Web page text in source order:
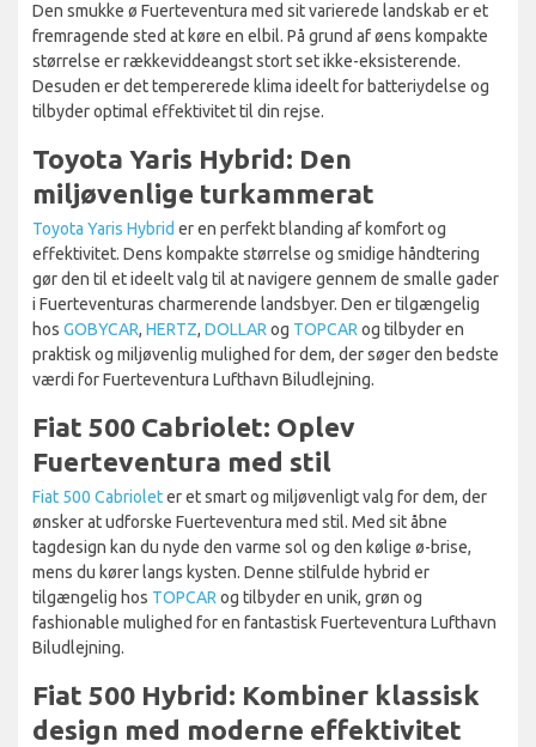
Den smukke ø Fuerteventura med sit varierede landskab er et
fremragende sted at køre en elbil. På grund af øens kompakte
størrelse er rækkeviddeangst stort set ikke-eksisterende.
Desuden er det tempererede klima ideelt for batteriydelse og
tilbyder optimal effektivitet til din rejse.
Toyota Yaris Hybrid: Den
miljøvenlige turkammerat
Toyota Yaris Hybrid er en perfekt blanding af komfort og
effektivitet. Dens kompakte størrelse og smidige håndtering
gør den til et ideelt valg til at navigere gennem de smalle gader
i Fuerteventuras charmerende landsbyer. Den er tilgængelig
hos GOBYCAR, HERTZ, DOLLAR og TOPCAR og tilbyder en
praktisk og miljøvenlig mulighed for dem, der søger den bedste
værdi for Fuerteventura Lufthavn Biludlejning.
Fiat 500 Cabriolet: Oplev
Fuerteventura med stil
Fiat 500 Cabrioleter et smart og miljøvenligt valg for dem, der
ønsker at udforske Fuerteventura med stil. Med sit åbne
tagdesign kan du nyde den varme sol og den kølige ø-brise,
mens du kører langs kysten. Denne stilfulde hybrid er
tilgængelig hos TOPCAR og tilbyder en unik, grøn og
fashionable mulighed for en fantastisk Fuerteventura Lufthavn
Biludlejning.
Fiat 500 Hybrid: Kombiner klassisk
design med moderne effektivitet